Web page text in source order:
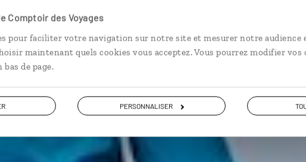
Comptoir des Voyages
pour faciliter votre navigation sur notre site et mesurer notre audience
maintenant quels cookies vous acceptez. Vous pourrez modifier
bas de page.
PERSONNALISER
de voyage